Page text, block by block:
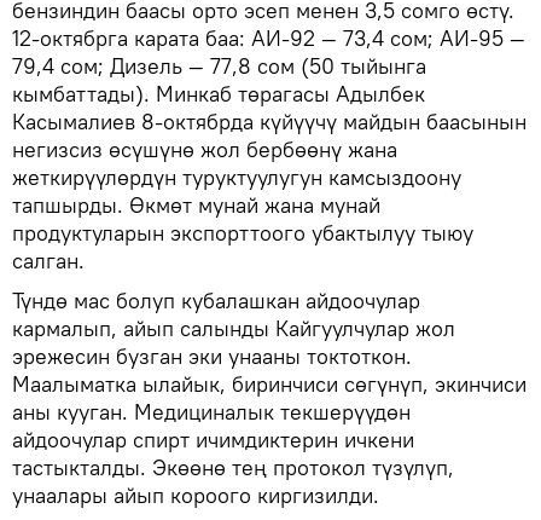
бензиндин баасы орто эсеп менен 3,5 сомго өстү.
12-октябрга карата баа: АИ-92 — 73,4 сом; АИ-95 —
79,4 сом; Дизель — 77,8 сом (50 тыйынга
кымбаттады). Минкаб төрагасы Адылбек
Касымалиев 8-октябрда күйүүчү майдын баасынын
негизсиз өсүшүнө жол бербөөнү жана
жеткирүүлөрдүн туруктуулугун камсыздоону
тапшырды. Өкмөт мунай жана мунай
продуктуларын экспорттоого убактылуу тыюу
салган.
Түндө мас болуп кубалашкан айдоочулар
кармалып, айып салынды Кайгуулчулар жол
эрежесин бузган эки унааны токтоткон.
Маалыматка ылайык, биринчиси сөгүнүп, экинчиси
аны кууган. Медициналык текшерүүдөн
айдоочулар спирт ичимдиктерин ичкени
тастыкталды. Экөөнө тең протокол түзүлүп,
унаалары айып короого киргизилди.